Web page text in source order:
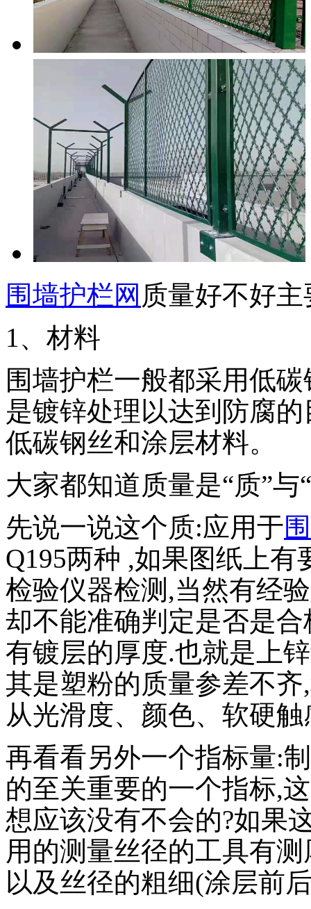
围墙护栏网 质量好不好
1、材料
围墙护栏一般都采用低
是镀锌处理以达到防腐
低碳钢丝和涂层材料。
大家都知道质量是“质”与
先说一说这个质:应用于
Q195两种 ,如果图纸上
检验仪器检测,当然有经
却不能准确判定是否是
有镀层的厚度.也就是上
其是塑粉的质量参差不
从光滑度、颜色、软硬
再看看另外一个指标量:
的至关重要的一个指标,
想应该没有不会的?如果
用的测量丝径的工具有
以及丝径的粗细(涂层前